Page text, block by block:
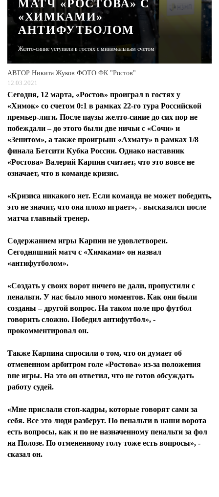
МАТЧ «РОСТОВА» С
«ХИМКАМИ»
АНТИФУТБОЛОМ
Желто-синие уступили в гостях с минимальным счетом
АВТОР Никита Жуков ФОТО ФК "Ростов"
12.03.2021
Сегодня, 12 марта, «Ростов» проиграл в гостях у
«Химок» со счетом 0:1 в рамках 22-го тура Российской
премьер-лиги. После паузы желто-синие до сих пор не
побеждали – до этого были две ничьи с «Сочи» и
«Зенитом», а также проигрыш «Ахмату» в рамках 1/8
финала Бетсити Кубка России. Однако наставник
«Ростова» Валерий Карпин считает, что это вовсе не
означает, что в команде кризис.
«Кризиса никакого нет. Если команда не может победить,
это не значит, что она плохо играет», - высказался после
матча главный тренер.
Содержанием игры Карпин не удовлетворен.
Сегодняшний матч с «Химками» он назвал
«антифутболом».
«Создать у своих ворот ничего не дали, пропустили с
пенальти. У нас было много моментов. Как они были
созданы – другой вопрос. На таком поле про футбол
говорить сложно. Победил антифутбол», -
прокомментировал он.
Также Карпина спросили о том, что он думает об
отмененном арбитром голе «Ростова» из-за положения
вне игры. На это он ответил, что не готов обсуждать
работу судей.
«Мне прислали стоп-кадры, которые говорят сами за
себя. Все это люди разберут. По пенальти в наши ворота
есть вопросы, как и по не назначенному пенальти за фол
на Полозе. По отмененному голу тоже есть вопросы», -
сказал он.